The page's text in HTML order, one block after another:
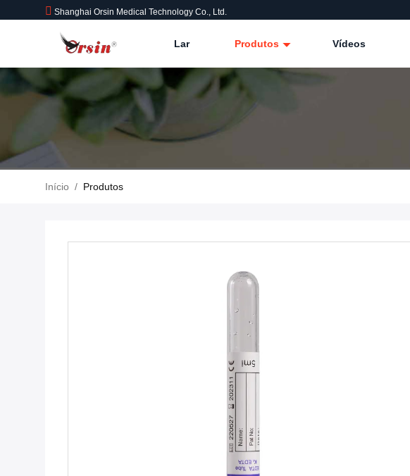
Shanghai Orsin Medical Technology Co., Ltd.
Lar Produtos Vídeos
Início / Produtos